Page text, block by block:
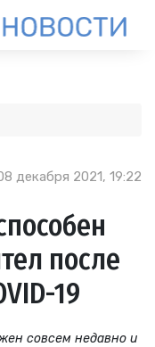
декабря 2021, 19:22
после
19
совсем недавно и